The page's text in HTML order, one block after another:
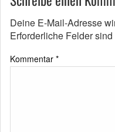
Deine E-Mail-Adresse
Erforderliche Felder sind
Kommentar *